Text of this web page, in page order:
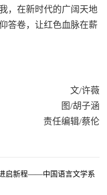
，在新时代的广阔天地
答卷，让红色血脉在薪
文/许薇
图/胡子涵
责任编辑/蔡伦
启新程——中国语言文学系